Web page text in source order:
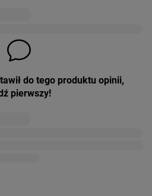
do tego produktu opinii,
pierwszy!